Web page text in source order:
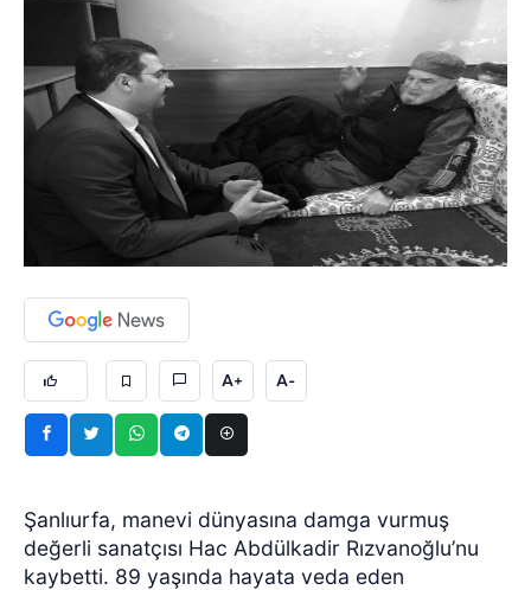
A+ A-
Şanlıurfa, manevi dünyasına damga vurmuş
değerli sanatçısı Hac Abdülkadir Rızvanoğlu’nu
kaybetti. 89 yaşında hayata veda eden